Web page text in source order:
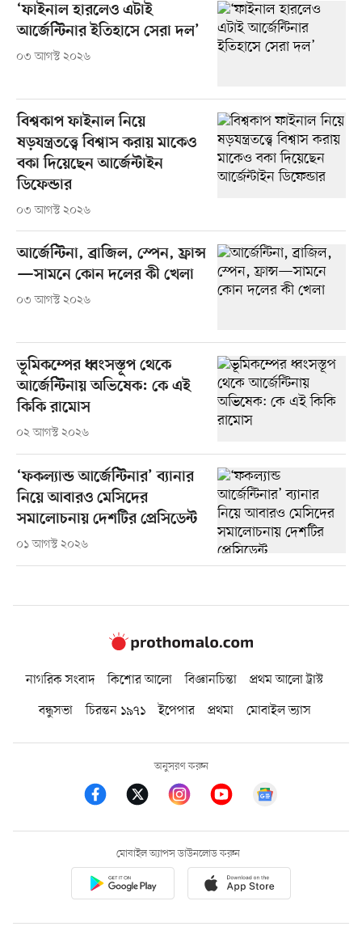
‘ফাইনাল হারলেও এটাই
আর্জেন্টিনার ইতিহাসে সেরা দল’
০৩ আগস্ট ২০২৬
বিশ্বকাপ ফাইনাল নিয়ে
ষড়যন্ত্রতত্ত্বে বিশ্বাস করায় মাকেও
বকা দিয়েছেন আর্জেন্টাইন
ডিফেন্ডার
০৩ আগস্ট ২০২৬
আর্জেন্টিনা, ব্রাজিল, স্পেন, ফ্রান্স
—সামনে কোন দলের কী খেলা
০৩ আগস্ট ২০২৬
ভূমিকম্পের ধ্বংসস্তূপ থেকে
আর্জেন্টিনায় অভিষেক: কে এই
কিকি রামোস
০২ আগস্ট ২০২৬
‘ফকল্যান্ড আর্জেন্টিনার’ ব্যানার
নিয়ে আবারও মেসিদের
সমালোচনায় দেশটির প্রেসিডেন্ট
০১ আগস্ট ২০২৬
নাগরিক সংবাদ কিশোর আলো বিজ্ঞানচিন্তা
প্রথম আলো ট্রাস্ট
বন্ধুসভা
চিরন্তন ১৯৭১ ইপেপার প্রথমা মোবাইল ভ্যাস
অনুসরণ করুন
মোবাইল অ্যাপস ডাউনলোড করুন